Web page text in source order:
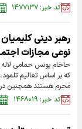
کد خبر: ۱۴۷۷۱۳۷
رهبر دینی
نوعی مجازات
حاخام یونس حمامی لاله
که بر اساس تعالیم
محرم هستند همچنین
کد خبر: ۱۴۶۸۰۱۹